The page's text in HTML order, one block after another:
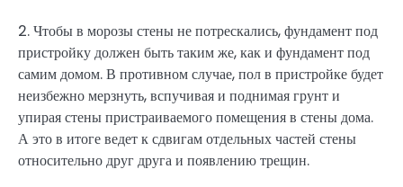
2. Чтобы в морозы стены не потрескались, фундамент под
пристройку должен быть таким же, как и фундамент под
самим домом. В противном случае, пол в пристройке будет
неизбежно мерзнуть, вспучивая и поднимая грунт и
упирая стены пристраиваемого помещения в стены дома.
А это в итоге ведет к сдвигам отдельных частей стены
относительно друг друга и появлению трещин.